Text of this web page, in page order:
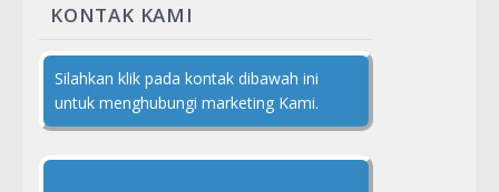
KONTAK KAMI
Silahkan klik pada kontak dibawah ini
untuk menghubungi marketing Kami.